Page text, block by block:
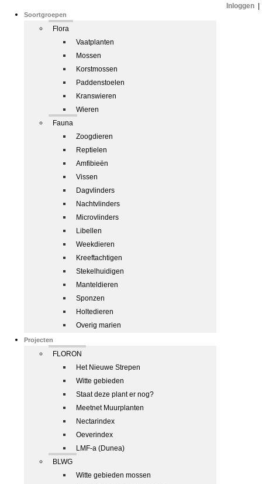
Soortgroepen
Flora
Vaatplanten
Mossen
Korstmossen
Paddenstoelen
Kranswieren
Wieren
Fauna
Zoogdieren
Reptielen
Amfibieën
Vissen
Dagvlinders
Nachtvlinders
Microvlinders
Libellen
Weekdieren
Kreeftachtigen
Stekelhuidigen
Manteldieren
Sponzen
Holtedieren
Overig marien
Projecten
FLORON
Het Nieuwe Strepen
Witte gebieden
Staat deze plant er nog?
Meetnet Muurplanten
Nectarindex
Oeverindex
LMF-a (Dunea)
BLWG
Witte gebieden mossen
Inloggen